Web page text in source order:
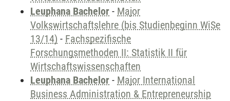
Leuphana Bachelor - Major
Volkswirtschaftslehre (bis Studienbeginn WiSe
13/14) - Fachspezifische
Forschungsmethoden II: Statistik II für
Wirtschaftswissenschaften
Leuphana Bachelor - Major International
Business Administration & Entrepreneurship